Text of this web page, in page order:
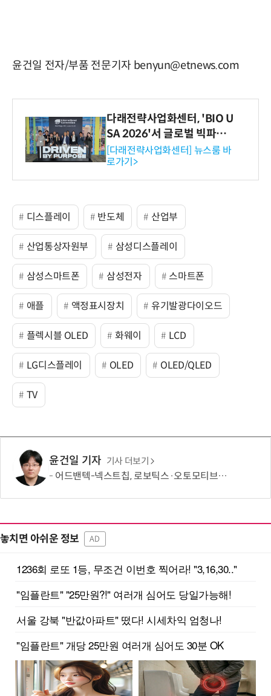
윤건일 전자/부품 전문기자 benyun@etnews.com
다래전략사업화센터, 'BIO U
SA 2026'서 글로벌 빅파마
와의 비즈니스 미팅 지원…K
-바이오 해외 진출 교두보 확
보
[다래전략사업화센터] 뉴스룸 바
로가기>
디스플레이 반도체 산업부
산업통상자원부 삼성디스플레이
삼성스마트폰 삼성전자 스마트폰
애플 액정표시장치 유기발광다이오드
플렉시블 OLED 화웨이 LCD
LG디스플레이 OLED OLED/QLED
TV
윤건일 기자 기사 더보기
어드밴텍-넥스트칩, 로보틱스·오토모티브용 ECU 개발 협력
놓치면 아쉬운 정보 AD